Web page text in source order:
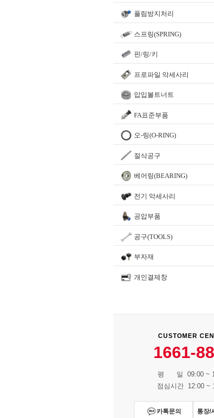
풀림방지처리
스프링(SPRING)
핀/링/키
프로파일 악세사리
압입볼트너트
FA표준부품
오-링(O-RING)
절삭공구
베어링(BEARING)
전기 악세사리
공압부품
공구(TOOLS)
부자재
개인결제창
CUSTOMER
1661-
평 일 09:00 ~
점심시간 12:00 ~
카톡문의 통장/